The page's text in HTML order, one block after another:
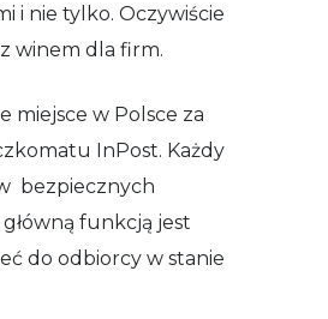
i nie tylko. Oczywiście
winem dla firm.
miejsce w Polsce za
InPost. Każdy
bezpiecznych
funkcją jest
do odbiorcy w stanie